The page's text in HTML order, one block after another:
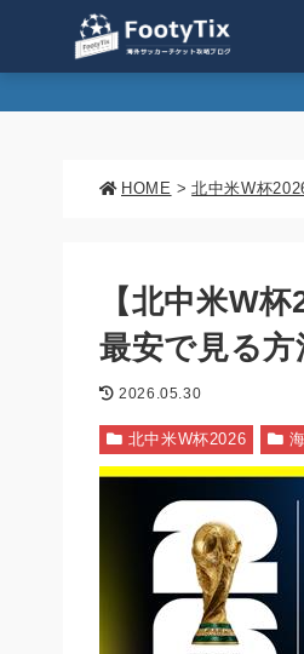
HOME > 北中米W杯
【北中米W
最安で見る方
2026.05.30
北中米W杯2026